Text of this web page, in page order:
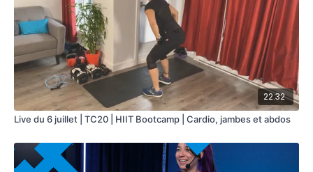
22:32
Live du 6 juillet | TC20 | HIIT Bootcamp | Cardio, jambes et abdos